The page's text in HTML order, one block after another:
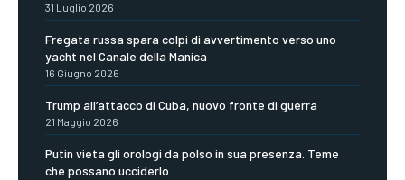
31 Luglio 2026
Fregata russa spara colpi di avvertimento verso uno
yacht nel Canale della Manica
16 Giugno 2026
Trump all’attacco di Cuba, nuovo fronte di guerra
21 Maggio 2026
Putin vieta gli orologi da polso in sua presenza. Teme
che possano ucciderlo